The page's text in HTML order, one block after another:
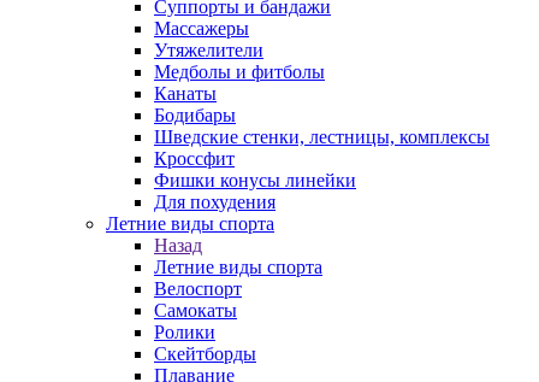
Суппорты и бандажи
Массажеры
Утяжелители
Медболы и фитболы
Канаты
Бодибары
Шведские стенки, лестницы, комплексы
Кроссфит
Фишки конусы линейки
Для похудения
Летние виды спорта
Назад
Летние виды спорта
Велоспорт
Самокаты
Ролики
Скейтборды
Плавание